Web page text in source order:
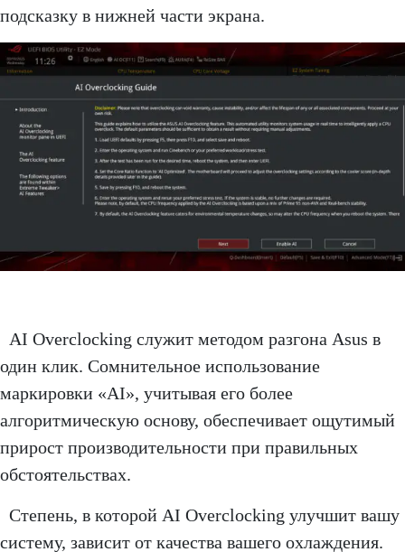
подсказку в нижней части экрана.
AI Overclocking служит методом разгона Asus в
один клик. Сомнительное использование
маркировки «AI», учитывая его более
алгоритмическую основу, обеспечивает ощутимый
прирост производительности при правильных
обстоятельствах.
Степень, в которой AI Overclocking улучшит вашу
систему, зависит от качества вашего охлаждения.